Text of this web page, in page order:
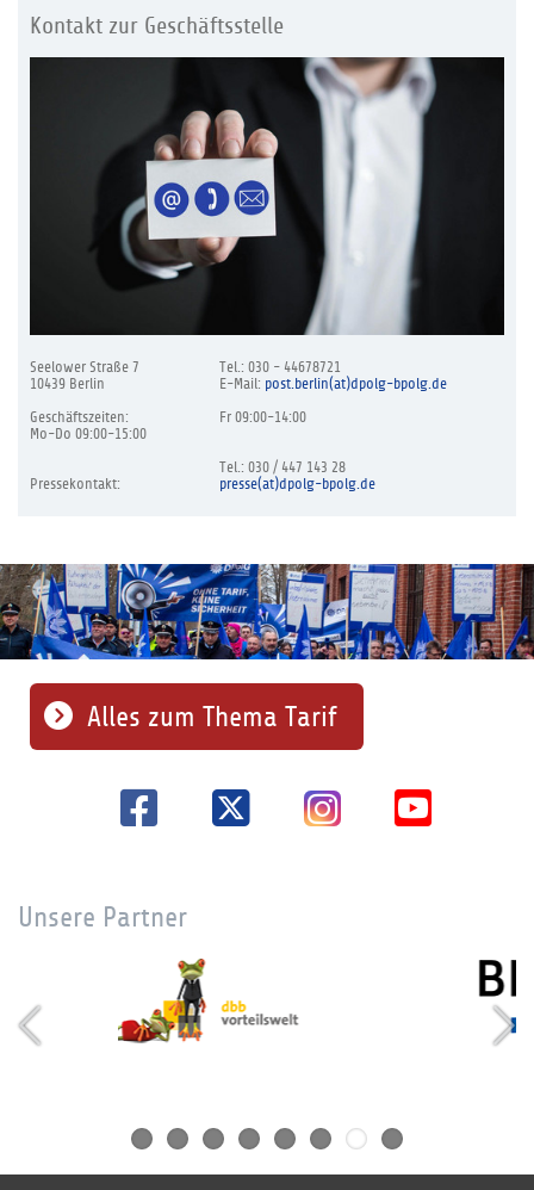
Kontakt zur Geschäftsstelle
Seelower Straße 7
10439 Berlin
Geschäftszeiten:
Mo-Do 09:00-15:00
Pressekontakt:
Tel.: 030 - 44678721
E-Mail: post.berlin(at)dpolg-bpolg.de
Fr 09:00-14:00
Tel.: 030 / 447 143 28
presse(at)dpolg-bpolg.de
Alles zum Thema Tarif
Unsere Partner